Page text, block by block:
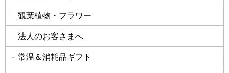
観葉植物・フラワー
法人のお客さまへ
常温＆消耗品ギフト